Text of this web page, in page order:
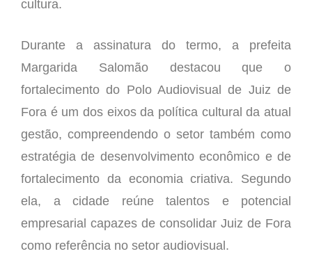
cultura.
Durante a assinatura do termo, a prefeita
Margarida Salomão destacou que o
fortalecimento do Polo Audiovisual de Juiz de
Fora é um dos eixos da política cultural da atual
gestão, compreendendo o setor também como
estratégia de desenvolvimento econômico e de
fortalecimento da economia criativa. Segundo
ela, a cidade reúne talentos e potencial
empresarial capazes de consolidar Juiz de Fora
como referência no setor audiovisual.